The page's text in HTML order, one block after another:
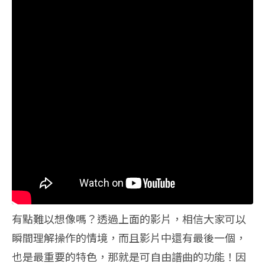
有點難以想像嗎？透過上面的影片，相信大家可以
瞬間理解操作的情境，而且影片中還有最後一個，
也是最重要的特色，那就是可自由譜曲的功能！因